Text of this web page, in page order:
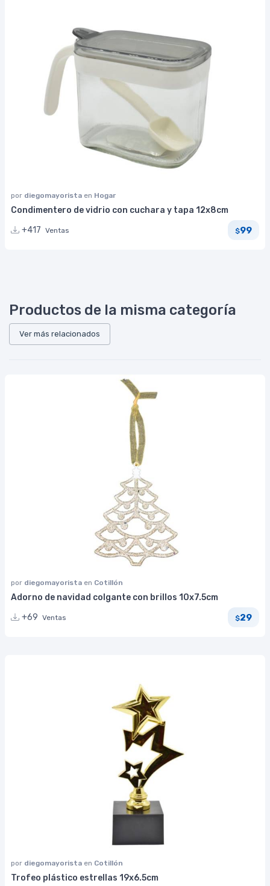
por diegomayorista en Hogar
Condimentero de vidrio con cuchara y tapa 12x8cm
+417 Ventas $99
Productos de la misma categoría
Ver más relacionados
por diegomayorista en Cotillón
Adorno de navidad colgante con brillos 10x7.5cm
+69 Ventas $29
por diegomayorista en Cotillón
Trofeo plástico estrellas 19x6.5cm